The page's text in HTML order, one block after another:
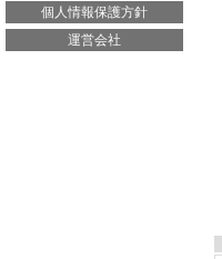
個人情報保護方針
運営会社